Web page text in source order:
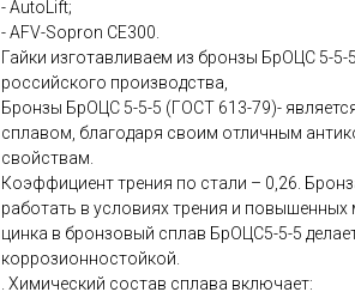
- AutoLift;
- AFV-Sopron CE300.
Гайки изготавливаем из бронзы БрОЦС 5-
российского производства,
Бронзы БрОЦС 5-5-5 (ГОСТ 613-79)-
сплавом, благодаря своим отличным
свойствам.
Коэффициент трения по стали – 0,26.
работать в условиях трения и повышенных
цинка в бронзовый сплав БрОЦС5-5-5
коррозионностойкой.
. Химический состав сплава включает: